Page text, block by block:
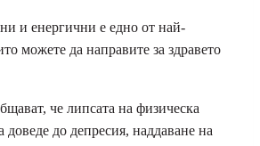
и енергични е едно от най-
можете да направите за здравето
че липсата на физическа
доведе до депресия, наддаване на